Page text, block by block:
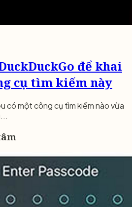
để khai
cụ tìm kiếm này
có một công cụ tìm kiếm nào vừa